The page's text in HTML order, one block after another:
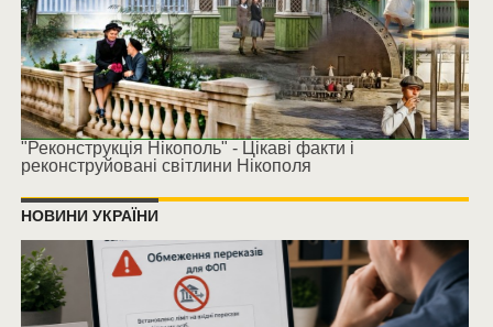
"Реконструкція Нікополь" - Цікаві факти і
реконструйовані світлини Нікополя
НОВИНИ УКРАЇНИ